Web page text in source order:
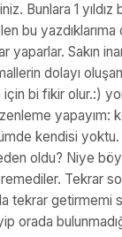
Bunlara 1 yıldız
bu
yaparlar. Sakın
dolayı
için bi fikir olur.:)
yapayım:
kendisi
oldu? Niye
Tekrar
tekrar getirmemi
orada